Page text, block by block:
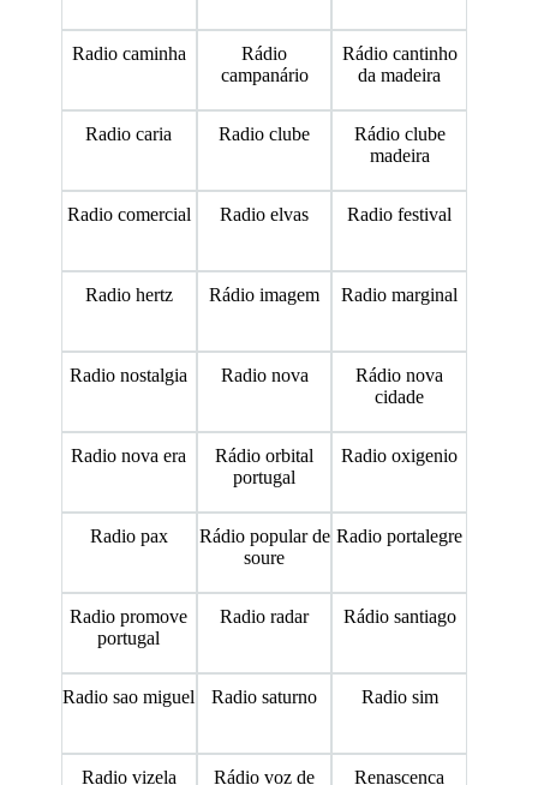
Radio caminha
Rádio
campanário
Rádio cantinho
da madeira
Radio caria Radio clube
Rádio clube
madeira
Radio comercial Radio elvas Radio festival
Radio hertz Rádio imagem Radio marginal
Radio nostalgia Radio nova
Rádio nova
cidade
Radio nova era
Rádio orbital
portugal
Radio oxigenio
Radio pax
Rádio popular de
soure
Radio portalegre
Radio promove
portugal
Radio radar Rádio santiago
Radio sao miguel Radio saturno Radio sim
Radio vizela Rádio voz de Renascenca